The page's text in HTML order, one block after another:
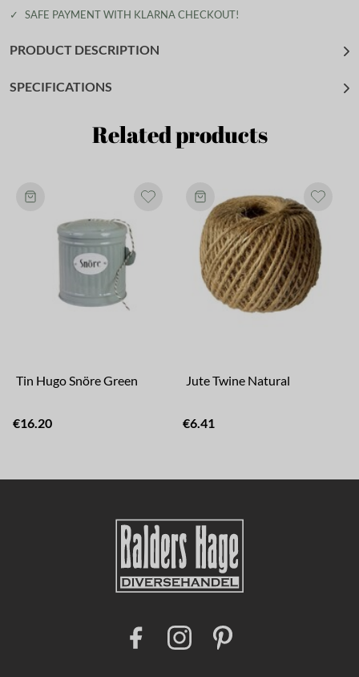
✓
SAFE PAYMENT WITH KLARNA CHECKOUT!
PRODUCT DESCRIPTION
SPECIFICATIONS
Related products
Tin Hugo Snöre Green
€16.20
Jute Twine Natural
€6.41
I
n